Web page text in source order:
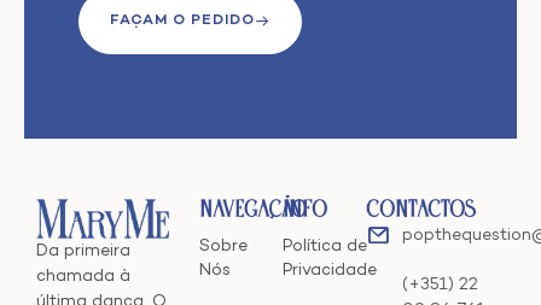
FAÇAM O PEDIDO
Da primeira
chamada à
Navegação
Sobre
Nós
Info
Política de
Privacidade
Contactos
(+351) 22